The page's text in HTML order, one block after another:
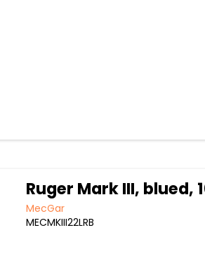
Ruger Mark III, blued,
MecGar
MECMKIII22LRB